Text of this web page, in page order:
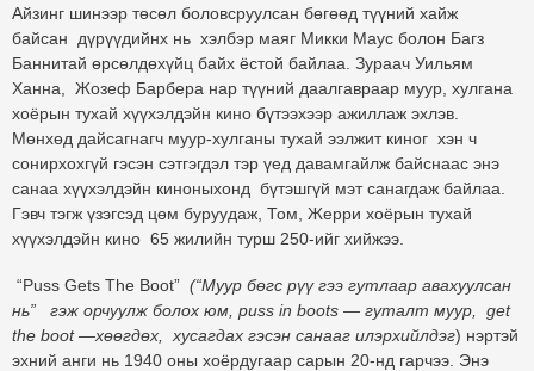
Айзинг шинээр төсөл боловсруулсан бөгөөд түүний хайж
байсан дүрүүдийнх нь хэлбэр маяг Микки Маус болон Багз
Баннитай өрсөлдөхүйц байх ёстой байлаа. Зураач Уильям
Ханна, Жозеф Барбера нар түүний даалгавраар муур, хулгана
хоёрын тухай хүүхэлдэйн кино бүтээхээр ажиллаж эхлэв.
Мөнхөд дайсагнагч муур-хулганы тухай ээлжит киног хэн ч
сонирхохгүй гэсэн сэтгэгдэл тэр үед давамгайлж байснаас энэ
санаа хүүхэлдэйн киноныхонд бүтэшгүй мэт санагдаж байлаа.
Гэвч тэгж үзэгсэд цөм буруудаж, Том, Жерри хоёрын тухай
хүүхэлдэйн кино 65 жилийн турш 250-ийг хийжээ.
“Puss Gets The Bооt” (“Муур бөгс рүү гээ гутлаар авахуулсан
нь” гэж орчуулж болох юм, puss in bооts — гуталт муур, get
the bооt —хөөгдөх, хусагдах гэсэн санааг илэрхийлдэг) нэртэй
эхний анги нь 1940 оны хоёрдугаар сарын 20-нд гарчээ. Энэ